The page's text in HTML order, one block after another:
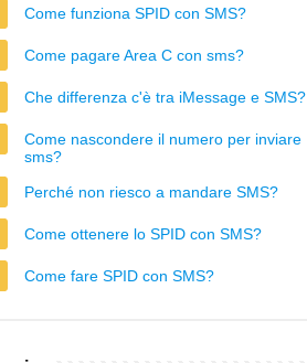
Come funziona SPID con SMS?
Come pagare Area C con sms?
Che differenza c'è tra iMessage e SMS?
Come nascondere il numero per inviare
sms?
Perché non riesco a mandare SMS?
Come ottenere lo SPID con SMS?
Come fare SPID con SMS?